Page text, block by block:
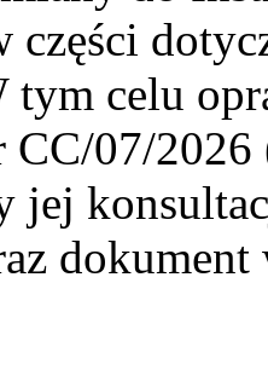
części
tym celu
CC/07/
jej